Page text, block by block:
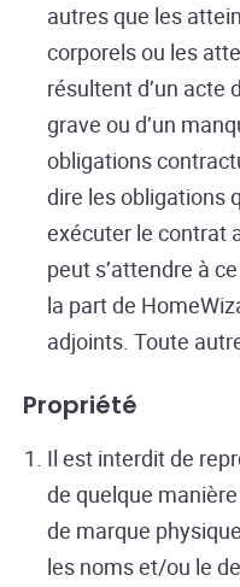
autres que les
corporels ou les
résultent d’un acte
grave ou d’un
obligations
dire les obligations
exécuter le contrat
peut s’attendre à
la part de
adjoints. Toute
Propriété
Il est interdit de
de quelque
de marque
les noms et/ou le